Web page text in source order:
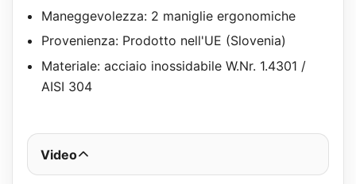
Maneggevolezza: 2 maniglie ergonomiche
Provenienza: Prodotto nell'UE (Slovenia)
Materiale: acciaio inossidabile W.Nr. 1.4301 /
AISI 304
Video